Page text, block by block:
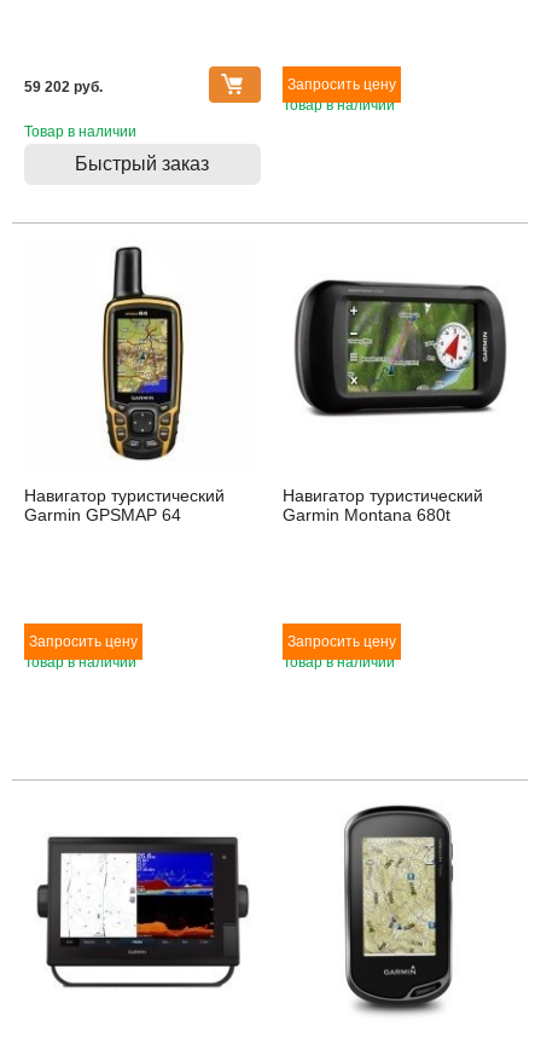
59 202 pуб.
Товар в наличии
Быстрый заказ
Товар в наличии
Навигатор туристический
Garmin GPSMAP 64
Товар в наличии
Навигатор туристический
Garmin Montana 680t
Товар в наличии